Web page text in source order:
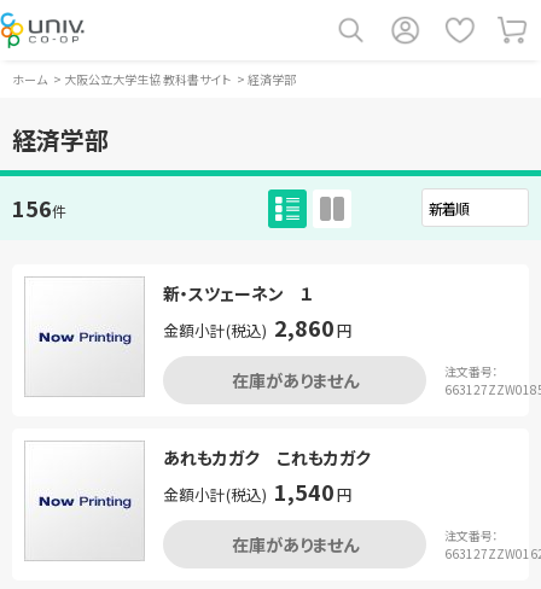
ホーム > 大阪公立大学生協 教科書サイト > 経済学部
経済学部
156件
新・スツェーネン １
金額小計(税込) 2,860円
在庫がありません
注文番号：
あれもカガク これもカガク
金額小計(税込) 1,540円
在庫がありません
注文番号：